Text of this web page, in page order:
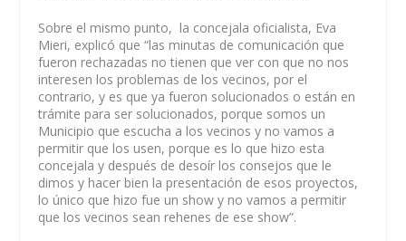
Sobre el mismo punto, la concejala oficialista, Eva
Mieri, explicó que “las minutas de comunicación que
fueron rechazadas no tienen que ver con que no nos
interesen los problemas de los vecinos, por el
contrario, y es que ya fueron solucionados o están en
trámite para ser solucionados, porque somos un
Municipio que escucha a los vecinos y no vamos a
permitir que los usen, porque es lo que hizo esta
concejala y después de desoír los consejos que le
dimos y hacer bien la presentación de esos proyectos,
lo único que hizo fue un show y no vamos a permitir
que los vecinos sean rehenes de ese show”.